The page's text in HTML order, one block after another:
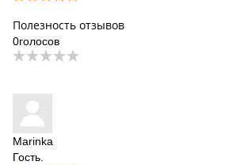
Полезность отзывов
0голосов
Marinka
Гость.